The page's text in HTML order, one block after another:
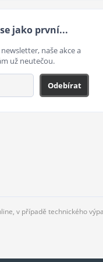
jako první...
naše akce a
už neutečou.
Odebírat
v případě technického